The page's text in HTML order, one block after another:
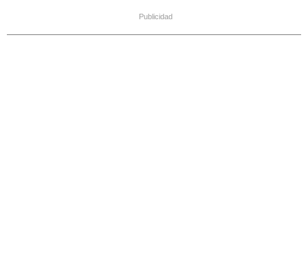
Publicidad